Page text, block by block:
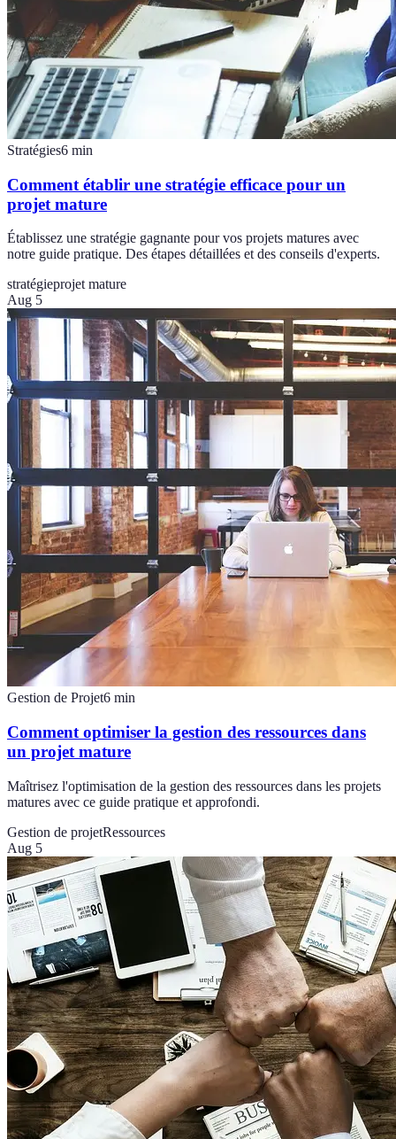
Stratégies6 min
Comment établir une stratégie efficace pour un
projet mature
Établissez une stratégie gagnante pour vos projets matures avec
notre guide pratique. Des étapes détaillées et des conseils d'experts.
stratégieprojet mature
Aug 5
Gestion de Projet6 min
Comment optimiser la gestion des ressources dans
un projet mature
Maîtrisez l'optimisation de la gestion des ressources dans les projets
matures avec ce guide pratique et approfondi.
Gestion de projetRessources
Aug 5